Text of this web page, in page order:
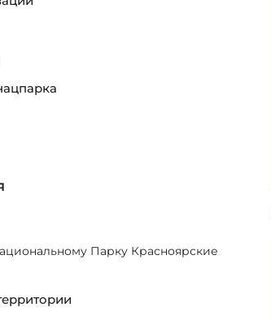
Парку Красноярские